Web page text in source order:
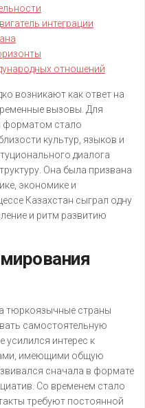
интеграции
отношений
возникают как ответ на
вызовы. Для
форматом стало
культур, языков и
диалога
Она была призвана
экономике и
Казахстан сыграл одну
и ритм развитию
тюркоязычные страны
самостоятельную
интерес к
имеющими общую
сначала в формате
Со временем стало
требуют постоянной